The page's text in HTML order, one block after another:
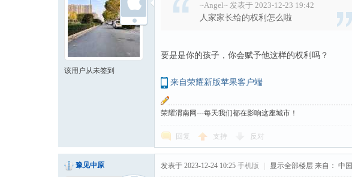
该用户从未签到
~Angel~ 发表于 2023-12-23 19:42
人家家长给的权利怎么啦
要是是你的孩子，你会赋予他这样的权利吗？
来自荣耀新版苹果客户端
荣耀渭南网---每天我们都在影响这座城市！
回复 支持 反对
豫见中原 发表于 2023-12-24 10:25 手机版 显示全部楼层 来自： 中国